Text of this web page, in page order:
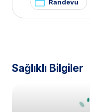
Endometriozis Kliniği
Randevu
Sağlıklı Bilgiler